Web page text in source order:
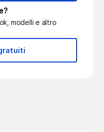
modelli e altro